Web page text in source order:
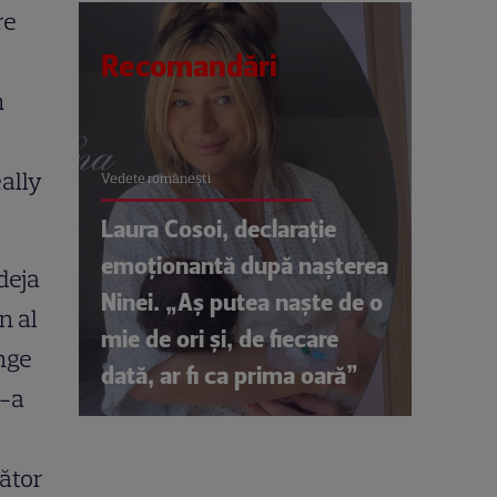
al
a
Recomandări
Vedete româneşti
Laura Cosoi, declarație
emoționantă după nașterea
Ninei. „Aș putea naște de o
mie de ori și, de fiecare
dată, ar fi ca prima oară”